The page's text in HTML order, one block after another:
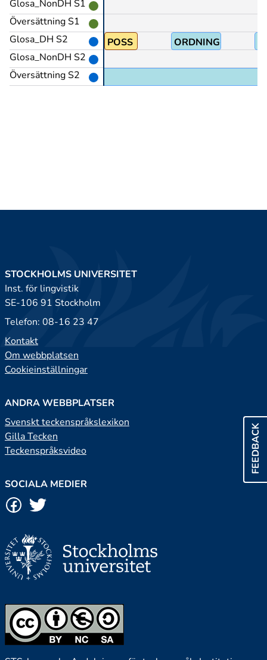
Glosa_NonDH S1
Översättning S1
Glosa_DH S2
Glosa_NonDH S2
Översättning S2
POSS ORDNING+EN
FEEDBACK
STOCKHOLMS UNIVERSITET
Inst. för lingvistik
SE-106 91 Stockholm
Telefon: 08-16 23 47
Kontakt
Om webbplatsen
Cookieinställningar
ANDRA WEBBPLATSER
Svenskt teckenspråkslexikon
Gilla Tecken
Teckenspråksvideo
SOCIALA MEDIER